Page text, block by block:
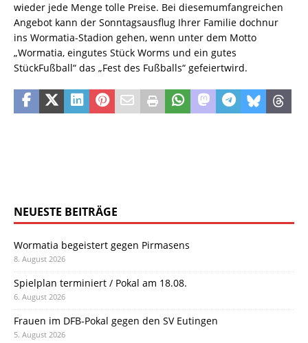
wieder jede Menge tolle Preise. Bei diesemumfangreichen
Angebot kann der Sonntagsausflug Ihrer Familie dochnur
ins Wormatia-Stadion gehen, wenn unter dem Motto
„Wormatia, eingutes Stück Worms und ein gutes
StückFußball“ das „Fest des Fußballs“ gefeiertwird.
NEUESTE BEITRÄGE
Wormatia begeistert gegen Pirmasens
8. August 2026
Spielplan terminiert / Pokal am 18.08.
6. August 2026
Frauen im DFB-Pokal gegen den SV Eutingen
5. August 2026